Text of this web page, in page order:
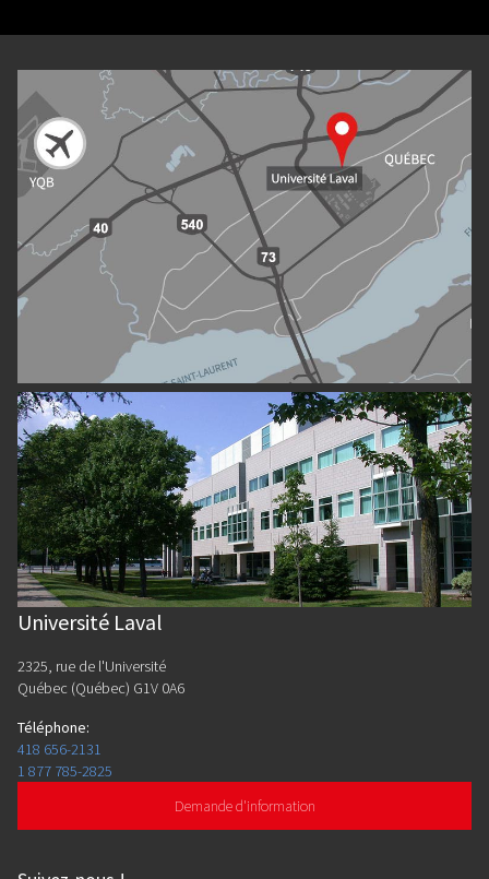
Université Laval
2325, rue de l'Université
Québec (Québec) G1V 0A6
Téléphone:
418 656-2131
1 877 785-2825
Demande d'information